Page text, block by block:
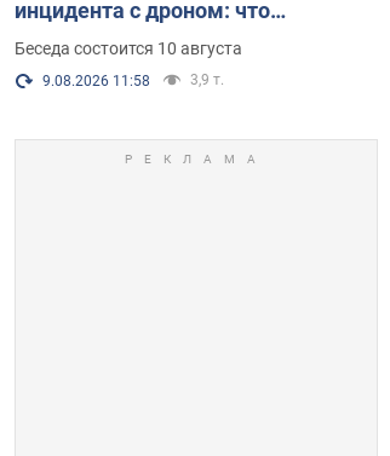
инцидента с дроном: что
произошло
Беседа состоится 10 августа
9.08.2026 11:58 3,9 т.